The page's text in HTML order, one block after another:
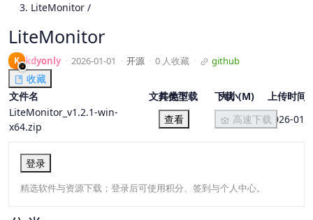
LiteMonitor /
LiteMonitor
K kdyonly · 2026-01-01 · 开源 · 0 人收藏 · github
收藏
文件名
文件类型 大小(M) 上传时间
其他下载
下载
LiteMonitor_v1.2.1-win-
x64.zip
2026-01-
查看 高速下载
登录
精选软件与资源下载；登录后可使用积分、签到与个人中心。